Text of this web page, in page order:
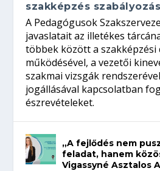
szakképzés
A Pedagógusok
javaslatait az illetékes
többek között a
működésével, a vezetői
szakmai vizsgák
jogállásával kapcsolatban
észrevételeket.
„A fejlődés nem
feladat, hanem
Vigassyné Asztalos